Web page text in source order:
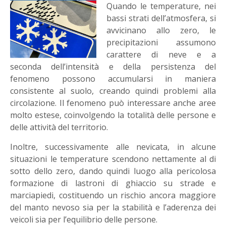
Quando le temperature, nei
bassi strati dell’atmosfera, si
avvicinano allo zero, le
precipitazioni assumono
carattere di neve e a
seconda dell’intensità e della persistenza del
fenomeno possono accumularsi in maniera
consistente al suolo, creando quindi problemi alla
circolazione. Il fenomeno può interessare anche aree
molto estese, coinvolgendo la totalità delle persone e
delle attività del territorio.
Inoltre, successivamente alle nevicata, in alcune
situazioni le temperature scendono nettamente al di
sotto dello zero, dando quindi luogo alla pericolosa
formazione di lastroni di ghiaccio su strade e
marciapiedi, costituendo un rischio ancora maggiore
del manto nevoso sia per la stabilità e l’aderenza dei
veicoli sia per l’equilibrio delle persone.